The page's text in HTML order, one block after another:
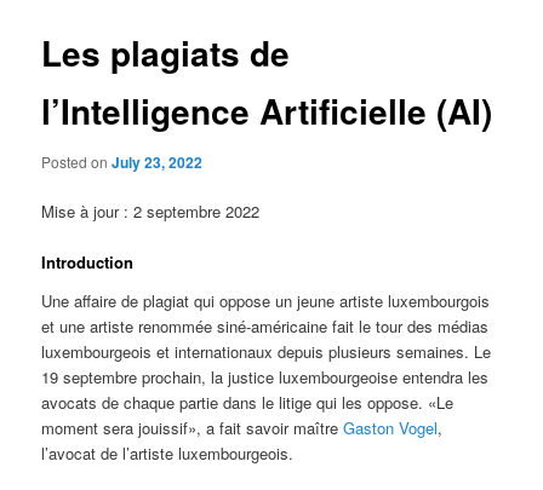
Les plagiats de
l’Intelligence Artificielle (AI)
Posted onJuly 23, 2022
Mise à jour : 2 septembre 2022
Introduction
Une affaire de plagiat qui oppose un jeune artiste luxembourgois
et une artiste renommée siné-américaine fait le tour des médias
luxembourgeois et internationaux depuis plusieurs semaines. Le
19 septembre prochain, la justice luxembourgeoise entendra les
avocats de chaque partie dans le litige qui les oppose. «Le
moment sera jouissif», a fait savoir maîtreGaston Vogel,
l’avocat de l’artiste luxembourgeois.